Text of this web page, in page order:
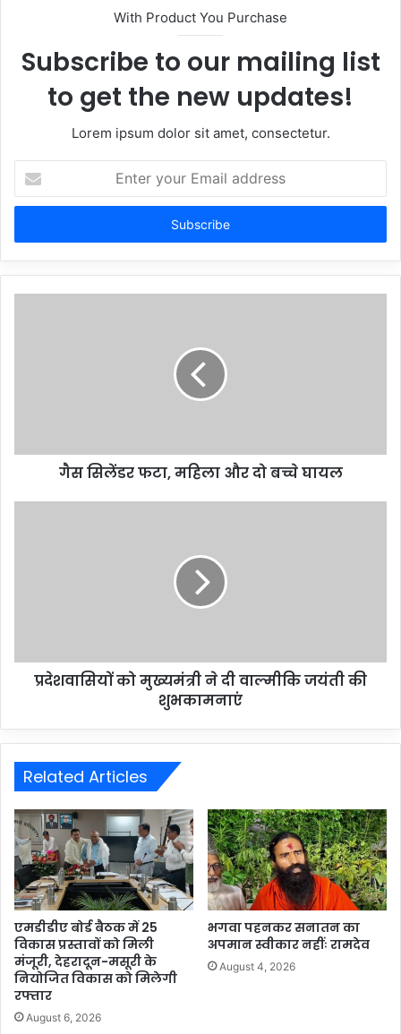
With Product You Purchase
Subscribe to our mailing list
to get the new updates!
Lorem ipsum dolor sit amet, consectetur.
Enter
your
Email
गैस सिलेंडर फटा, महिला और दो बच्चे घायल
प्रदेशवासियों को मुख्यमंत्री ने दी वाल्मीकि जयंती की
शुभकामनाएं
Related Articles
एमडीडीए बोर्ड बैठक में 25
विकास प्रस्तावों को मिली
मंजूरी, देहरादून-मसूरी के
नियोजित विकास को मिलेगी
रफ्तार
August 6, 2026
भगवा पहनकर सनातन का
अपमान स्वीकार नहींः रामदेव
August 4, 2026